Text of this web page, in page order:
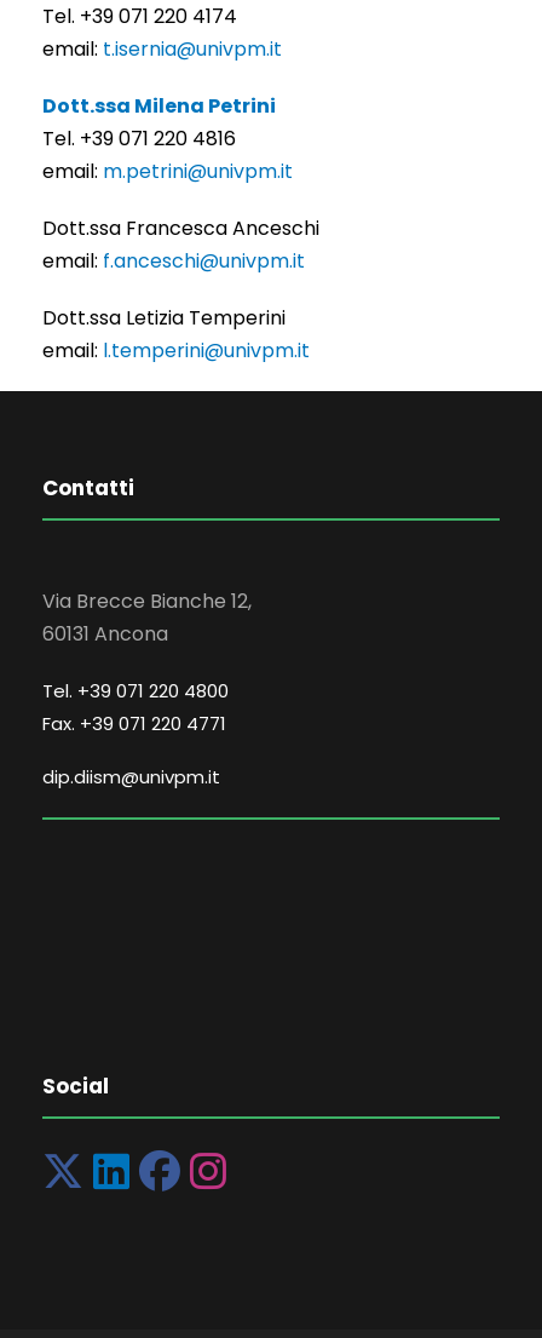
Tel. +39 071 220 4174
email: t.isernia@univpm.it
Dott.ssa Milena Petrini
Tel. +39 071 220 4816
email: m.petrini@univpm.it
Dott.ssa Francesca Anceschi
email: f.anceschi@univpm.it
Dott.ssa Letizia Temperini
email: l.temperini@univpm.it
Contatti
Via Brecce Bianche 12,
60131 Ancona
Tel. +39 071 220 4800
Fax. +39 071 220 4771
dip.diism@univpm.it
Social